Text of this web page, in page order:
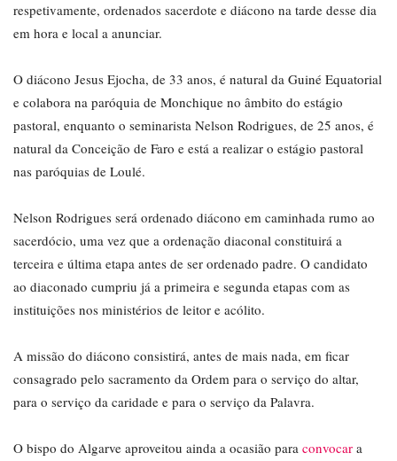
respetivamente, ordenados sacerdote e diácono na tarde desse dia
em hora e local a anunciar.
O diácono Jesus Ejocha, de 33 anos, é natural da Guiné Equatorial
e colabora na paróquia de Monchique no âmbito do estágio
pastoral, enquanto o seminarista Nelson Rodrigues, de 25 anos, é
natural da Conceição de Faro e está a realizar o estágio pastoral
nas paróquias de Loulé.
Nelson Rodrigues será ordenado diácono em caminhada rumo ao
sacerdócio, uma vez que a ordenação diaconal constituirá a
terceira e última etapa antes de ser ordenado padre. O candidato
ao diaconado cumpriu já a primeira e segunda etapas com as
instituições nos ministérios de leitor e acólito.
A missão do diácono consistirá, antes de mais nada, em ficar
consagrado pelo sacramento da Ordem para o serviço do altar,
para o serviço da caridade e para o serviço da Palavra.
O bispo do Algarve aproveitou ainda a ocasião para convocar a